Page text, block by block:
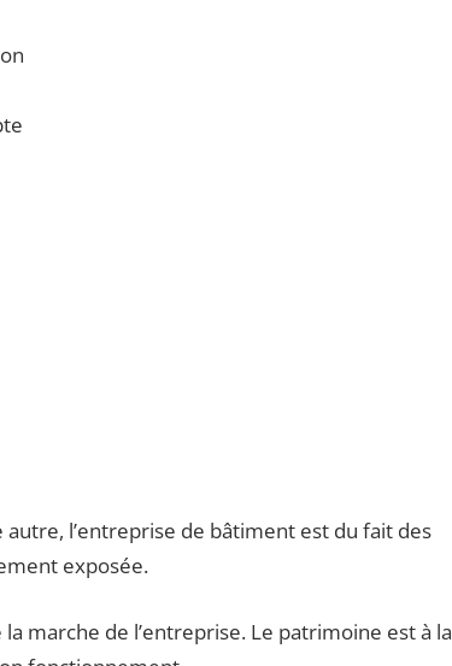
l’entreprise de bâtiment est du fait des
exposée.
marche de l’entreprise. Le patrimoine est à la